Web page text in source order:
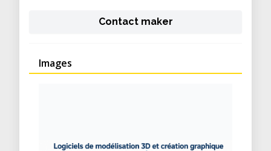
Contact maker
Images